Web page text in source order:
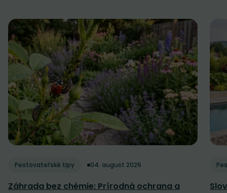
Pestovateľské tipy 04. august 2026
Záhrada bez chémie: Prírodná ochrana a